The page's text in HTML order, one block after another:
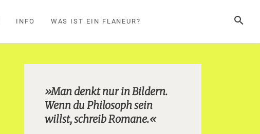
SUCHE
INFO WAS IST EIN FLANEUR?
»Man denkt nur in Bildern.
Wenn du Philosoph sein
willst, schreib Romane.«